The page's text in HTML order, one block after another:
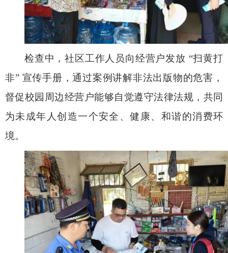
检查中，社区工作人员向经营户发放 “扫黄打
非” 宣传手册，通过案例讲解非法出版物的危害，
督促校园周边经营户能够自觉遵守法律法规，共同
为未成年人创造一个安全、健康、和谐的消费环
境。